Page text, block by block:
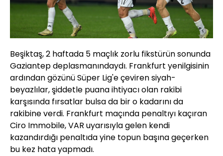
Beşiktaş, 2 haftada 5 maçlık zorlu fikstürün sonunda
Gaziantep deplasmanındaydı. Frankfurt yenilgisinin
ardından gözünü Süper Lig'e çeviren siyah-
beyazlılar, şiddetle puana ihtiyacı olan rakibi
karşısında fırsatlar bulsa da bir o kadarını da
rakibine verdi. Frankfurt maçında penaltıyı kaçıran
Ciro Immobile, VAR uyarısıyla gelen kendi
kazandırdığı penaltıda yine topun başına geçerken
bu kez hata yapmadı.